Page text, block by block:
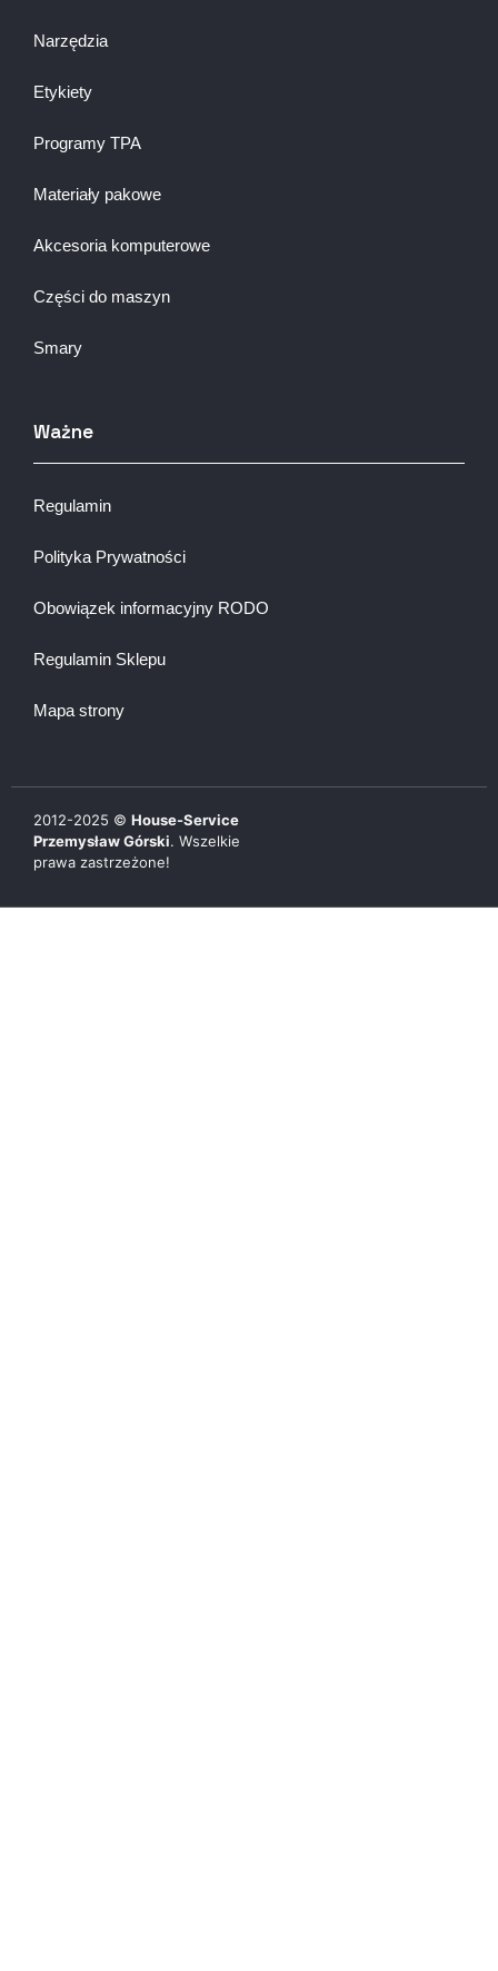
Narzędzia
Etykiety
Programy TPA
Materiały pakowe
Akcesoria komputerowe
Części do maszyn
Smary
Ważne
Regulamin
Polityka Prywatności
Obowiązek informacyjny RODO
Regulamin Sklepu
Mapa strony
2012-2025 © House-Service
Przemysław Górski. Wszelkie
prawa zastrzeżone!